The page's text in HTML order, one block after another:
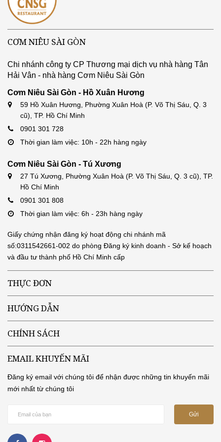
CƠM NIÊU SÀI GÒN
Chi nhánh công ty CP Thương mại dịch vụ nhà hàng Tân
Hải Vân - nhà hàng Cơm Niêu Sài Gòn
Cơm Niêu Sài Gòn - Hồ Xuân Hương
59 Hồ Xuân Hương, Phường Xuân Hoà (P. Võ Thị Sáu, Q. 3
cũ), TP. Hồ Chí Minh
0901 301 728
Thời gian làm việc: 10h - 22h hàng ngày
Cơm Niêu Sài Gòn - Tú Xương
27 Tú Xương, Phường Xuân Hoà (P. Võ Thị Sáu, Q. 3 cũ), TP.
Hồ Chí Minh
0901 301 808
Thời gian làm việc: 6h - 23h hàng ngày
Giấy chứng nhận đăng ký hoạt động chi nhánh mã
số:0311542661-002 do phòng Đăng ký kinh doanh - Sở kế hoạch
và đầu tư thành phố Hồ Chí Minh cấp
THỰC ĐƠN
HƯỚNG DẪN
CHÍNH SÁCH
EMAIL KHUYẾN MÃI
Đăng ký email với chúng tôi để nhận được những tin khuyến mãi
mới nhất từ chúng tôi
Gửi